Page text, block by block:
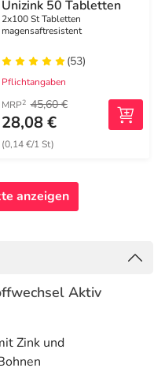
Unizink 50 Tabletten
2x100 St Tabletten
magensaftresistent
(53)
Pflichtangaben
MRP2 45,60 €
28,08 €
(0,14 €/1 St)
anzeigen
Aktiv
Zink und